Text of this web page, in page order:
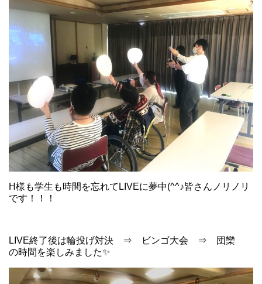
H様も学生も時間を忘れてLIVEに夢中(^^♪皆さんノリノリ
です！！！
LIVE終了後は輪投げ対決 ⇒ ビンゴ大会 ⇒ 団欒
の時間を楽しみました✨